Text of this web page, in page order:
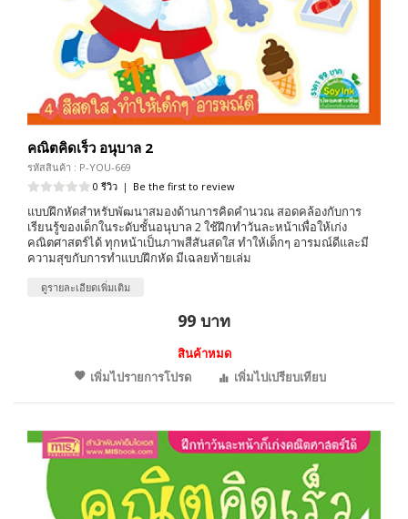
คณิตคิดเร็ว อนุบาล 2
รหัสสินค้า : P-YOU-669
0 รีวิว | Be the first to review
แบบฝึกหัดสำหรับพัฒนาสมองด้านการคิดคำนวณ สอดคล้องกับการ
เรียนรู้ของเด็กในระดับชั้นอนุบาล 2 ใช้ฝึกทำวันละหน้าเพื่อให้เก่ง
คณิตศาสตร์ได้ ทุกหน้าเป็นภาพสีสันสดใส ทำให้เด็กๆ อารมณ์ดีและมี
ความสุขกับการทำแบบฝึกหัด มีเฉลยท้ายเล่ม
ดูรายละเอียดเพิ่มเติม
99 บาท
สินค้าหมด
เพิ่มไปรายการโปรด
เพิ่มไปเปรียบเทียบ